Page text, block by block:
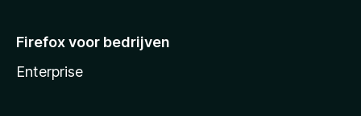
Firefox voor bedrijven
Enterprise